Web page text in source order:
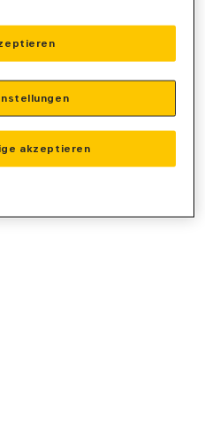
exception has occurred while
akzeptieren